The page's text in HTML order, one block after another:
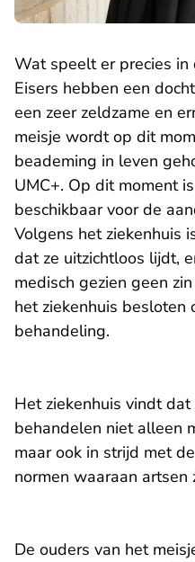
Wat speelt er precies in
Eisers hebben een
een zeer zeldzame en
meisje wordt op dit
beademing in leven
UMC+. Op dit moment
beschikbaar voor de
Volgens het ziekenhuis
dat ze uitzichtloos lijdt,
medisch gezien geen
het ziekenhuis besloten
behandeling.
Het ziekenhuis vindt
behandelen niet alleen
maar ook in strijd met
normen waaraan artsen
De ouders van het